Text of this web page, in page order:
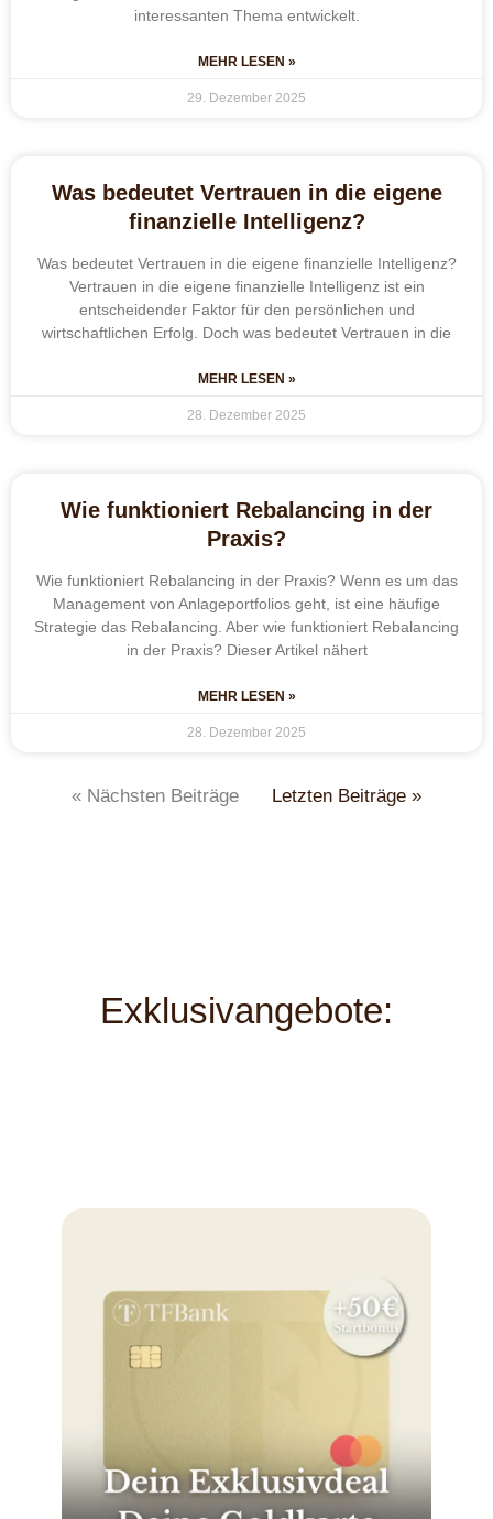
interessanten Thema entwickelt.
MEHR LESEN »
29. Dezember 2025
Was bedeutet Vertrauen in die eigene
finanzielle Intelligenz?
Was bedeutet Vertrauen in die eigene finanzielle Intelligenz?
Vertrauen in die eigene finanzielle Intelligenz ist ein
entscheidender Faktor für den persönlichen und
wirtschaftlichen Erfolg. Doch was bedeutet Vertrauen in die
MEHR LESEN »
28. Dezember 2025
Wie funktioniert Rebalancing in der
Praxis?
Wie funktioniert Rebalancing in der Praxis? Wenn es um das
Management von Anlageportfolios geht, ist eine häufige
Strategie das Rebalancing. Aber wie funktioniert Rebalancing
in der Praxis? Dieser Artikel nähert
MEHR LESEN »
28. Dezember 2025
« Nächsten Beiträge Letzten Beiträge »
Exklusivangebote: